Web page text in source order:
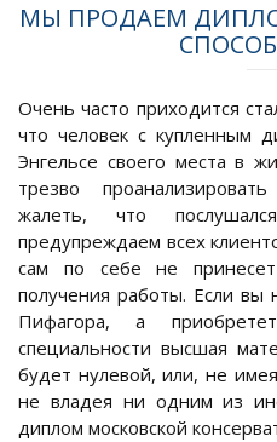
МЫ ПРОДАЕМ
Очень часто приходится
что человек с купленным
Энгельсе своего места в
трезво
жалеть, что
предупреждаем всех
сам по себе не
получения работы. Если вы
Пифагора, а
специальности высшая
будет нулевой, или, не
не владея ни одним из
диплом московской